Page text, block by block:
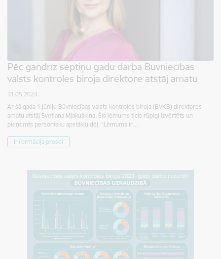
Pēc gandrīz septiņu gadu darba Būvniecības
valsts kontroles biroja direktore atstāj amatu
31.05.2024.
Ar šā gada 1.jūniju Būvniecības valsts kontroles biroja (BVKB) direktores
amatu atstāj Svetlana Mjakuškina. Šis lēmums ticis rūpīgi izvērtēts un
pieņemts personisku apstākļu dēļ. “Lēmums ir…
Informācija presei